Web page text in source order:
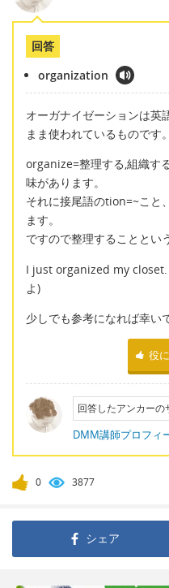
回答
organization
オーガナイゼーションは
まま使われているものです。
organize=整理する,組織す
味があります。
それに接尾語のtion=~こと
ます。
ですので整理することとい
I just organized my closet.
よ)
少しでも参考になれば幸い
役
回答したアンカーの
DMM講師プロフィ
0 3877
シェア